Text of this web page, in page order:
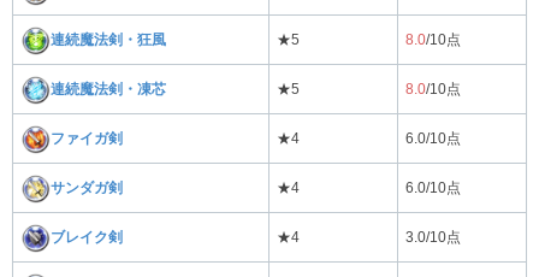
連続魔法剣・狂風 ★5 8.0/10点
連続魔法剣・凍芯 ★5 8.0/10点
ファイガ剣 ★4 6.0/10点
サンダガ剣 ★4 6.0/10点
ブレイク剣 ★4 3.0/10点